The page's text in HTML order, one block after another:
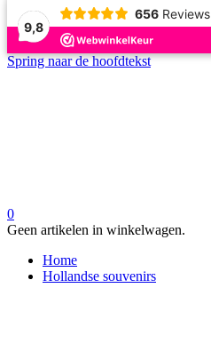
9,8
656 Reviews
Spring naar de hoofdtekst
0
Geen artikelen in winkelwagen.
Home
Hollandse souvenirs